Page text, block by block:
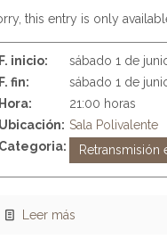
this entry is only
inicio:
sábado 1 de
fin:
sábado 1 de
21:00 horas
Sala Polivalente
Retransmisión
Leer más